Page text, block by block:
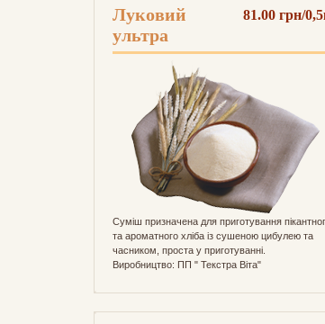
81.00 грн/
Луковий
ультра
Суміш призначена для приготування
та ароматного хліба із сушеною цибулею та
часником, проста у приготуванні.
Виробництво: ПП " Текстра Віта"